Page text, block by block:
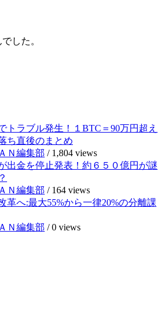
した。
トラブル発生！１BTC＝90万円超え
ち直後のまとめ
Ｎ編集部 / 1,804 views
出金を停止発表！約６５０億円が謎
Ｎ編集部 / 164 views
革へ:最大55%から一律20%の分離課
Ｎ編集部 /0 views